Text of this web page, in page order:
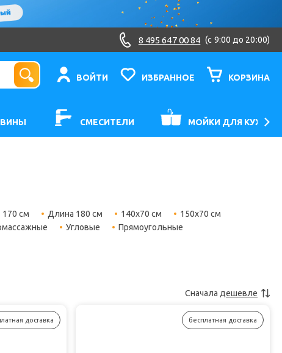
8 495 647 00 84 (c 9:00 до 20:00)
ВОЙТИ ИЗБРАННОЕ КОРЗИНА
СМЕСИТЕЛИ МОЙКИ ДЛЯ КУХНИ
см Длина 180 см 140х70 см
150х70 см
Угловые Прямоугольные
Сначала дешевле
доставка бесплатная доставка